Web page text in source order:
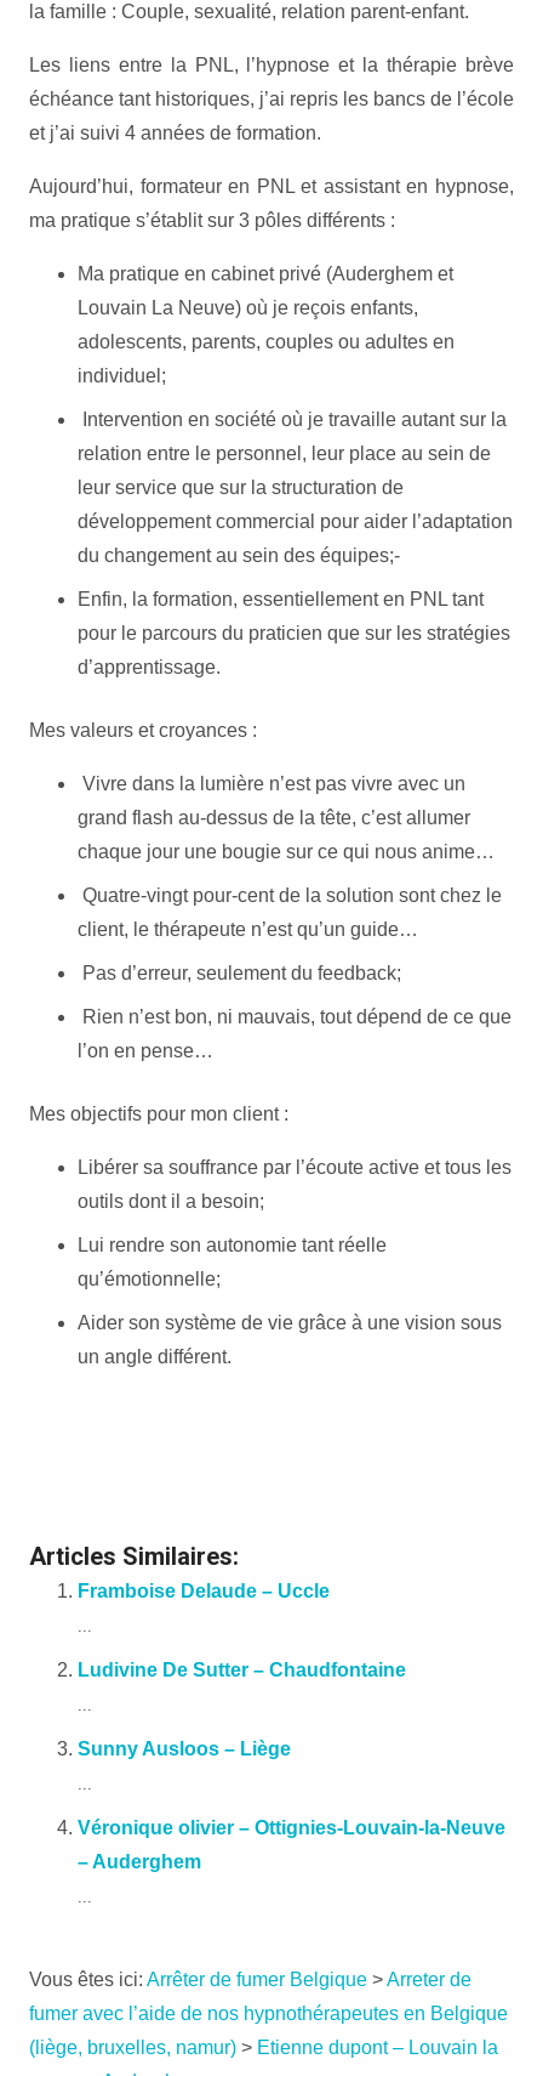
la famille : Couple, sexualité, relation parent-enfant.
Les liens entre la PNL, l’hypnose et la thérapie brève
échéance tant historiques, j’ai repris les bancs de l’école
et j’ai suivi 4 années de formation.
Aujourd’hui, formateur en PNL et assistant en hypnose,
ma pratique s’établit sur 3 pôles différents :
Ma pratique en cabinet privé (Auderghem et
Louvain La Neuve) où je reçois enfants,
adolescents, parents, couples ou adultes en
individuel;
Intervention en société où je travaille autant sur la
relation entre le personnel, leur place au sein de
leur service que sur la structuration de
développement commercial pour aider l’adaptation
du changement au sein des équipes;-
Enfin, la formation, essentiellement en PNL tant
pour le parcours du praticien que sur les stratégies
d’apprentissage.
Mes valeurs et croyances :
Vivre dans la lumière n’est pas vivre avec un
grand flash au-dessus de la tête, c’est allumer
chaque jour une bougie sur ce qui nous anime…
Quatre-vingt pour-cent de la solution sont chez le
client, le thérapeute n’est qu’un guide…
Pas d’erreur, seulement du feedback;
Rien n’est bon, ni mauvais, tout dépend de ce que
l’on en pense…
Mes objectifs pour mon client :
Libérer sa souffrance par l’écoute active et tous les
outils dont il a besoin;
Lui rendre son autonomie tant réelle
qu’émotionnelle;
Aider son système de vie grâce à une vision sous
un angle différent.
Articles Similaires:
Framboise Delaude – Uccle
...
Ludivine De Sutter – Chaudfontaine
...
Sunny Ausloos – Liège
...
Véronique olivier – Ottignies-Louvain-la-Neuve
– Auderghem
...
Vous êtes ici: Arrêter de fumer Belgique >Arreter de
fumer avec l’aide de nos hypnothérapeutes en Belgique
(liège, bruxelles, namur) > Etienne dupont – Louvain la